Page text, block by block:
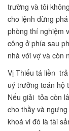
trường và tôi
cho lệnh đừng
phòng thí nghiệm
công ở phía sau
nhà với vợ và còn
Vị Thiếu tá liền trả
uý trưởng toán hộ
Nếu giải tỏa còn
cho thầy và
khoá vi đó là tài